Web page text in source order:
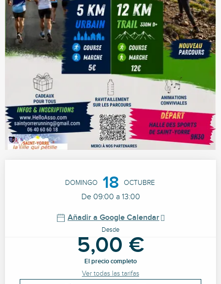
DOMINGO 18 OCTUBRE
De 09:00 a 13:00
Añadir a Google Calendar
Desde
5,00 €
El precio completo
Ver todas las tarifas